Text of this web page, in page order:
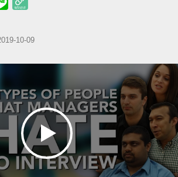
10-09